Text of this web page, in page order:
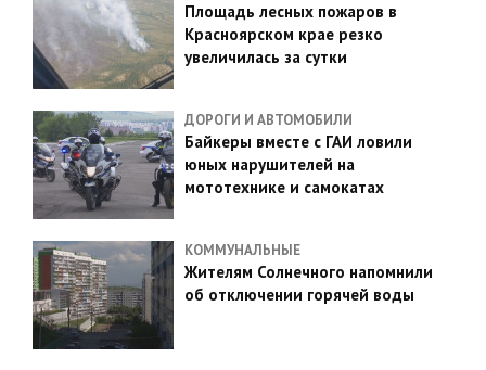
Площадь лесных пожаров в
Красноярском крае резко
увеличилась за сутки
ДОРОГИ И АВТОМОБИЛИ
Байкеры вместе с ГАИ ловили
юных нарушителей на
мототехнике и самокатах
КОММУНАЛЬНЫЕ
Жителям Солнечного напомнили
об отключении горячей воды